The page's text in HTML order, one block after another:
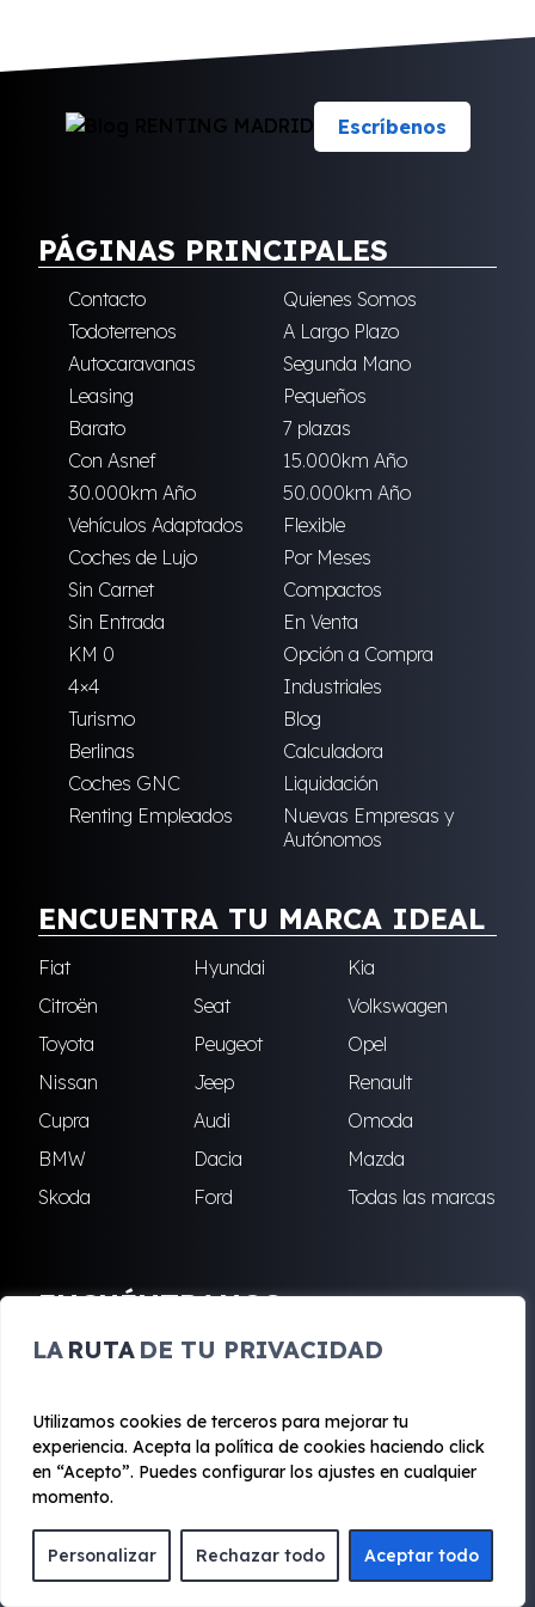
LA RUTA DE TU PRIVACIDAD
Utilizamos cookies de terceros para mejorar tu
experiencia. Acepta la política de cookies haciendo click
en “Acepto”. Puedes configurar los ajustes en cualquier
momento.
Personalizar Rechazar todo Aceptar todo
Escríbenos
PÁGINAS PRINCIPALES
Contacto
Quienes Somos
Todoterrenos
A Largo Plazo
Autocaravanas
Segunda Mano
Leasing
Pequeños
Barato
7 plazas
Con Asnef
15.000km Año
30.000km Año
50.000km Año
Vehículos Adaptados
Flexible
Coches de Lujo
Por Meses
Sin Carnet
Compactos
Sin Entrada
En Venta
KM 0
Opción a Compra
4×4
Industriales
Turismo
Blog
Berlinas
Calculadora
Coches GNC
Liquidación
Renting Empleados
Nuevas Empresas y
Autónomos
ENCUENTRA TU MARCA IDEAL
Fiat Hyundai
Kia
Citroën
Seat
Volkswagen
Toyota
Peugeot
Opel
Nissan
Jeep
Renault
Cupra
Audi
Omoda
BMW
Dacia
Mazda
Skoda
Ford Todas las marcas
ENCUÉNTRANOS
Alcalá de Henares
Alcobendas
Fuenlabrada
Leganés
Majadahonda
Robledo de Chavela
San Sebastián de los
Reyes